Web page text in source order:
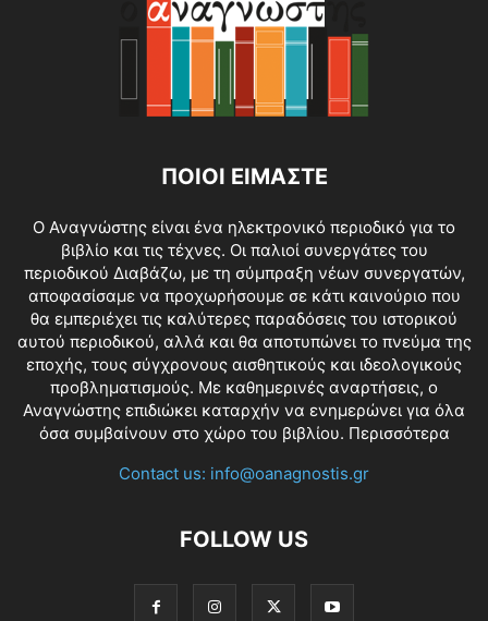
ΠΟΙΟΙ ΕΙΜΑΣΤΕ
O Αναγνώστης είναι ένα ηλεκτρονικό περιοδικό για το
βιβλίο και τις τέχνες. Οι παλιοί συνεργάτες του
περιοδικού Διαβάζω, με τη σύμπραξη νέων συνεργατών,
αποφασίσαμε να προχωρήσουμε σε κάτι καινούριο που
θα εμπεριέχει τις καλύτερες παραδόσεις του ιστορικού
αυτού περιοδικού, αλλά και θα αποτυπώνει το πνεύμα της
εποχής, τους σύγχρονους αισθητικούς και ιδεολογικούς
προβληματισμούς. Με καθημερινές αναρτήσεις, ο
Αναγνώστης επιδιώκει καταρχήν να ενημερώνει για όλα
όσα συμβαίνουν στο χώρο του βιβλίου. Περισσότερα
Contact us: info@oanagnostis.gr
FOLLOW US